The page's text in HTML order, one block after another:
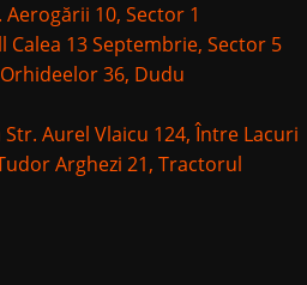
Aerogării 10, Sector 1
Calea 13 Septembrie, Sector 5
36, Dudu
Str. Aurel Vlaicu 124, Între Lacuri
Arghezi 21, Tractorul